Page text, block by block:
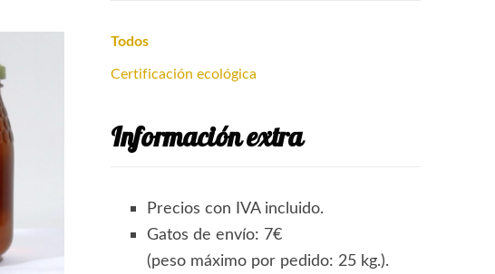
Todos
Certificación ecológica
Información extra
Precios con IVA incluido.
Gatos de envío: 7€
(peso máximo por pedido: 25 kg.).